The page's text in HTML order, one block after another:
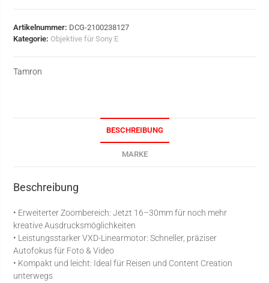
Artikelnummer: DCG-2100238127
Kategorie: Objektive für Sony E
Tamron
BESCHREIBUNG
MARKE
Beschreibung
• Erweiterter Zoombereich: Jetzt 16–30mm für noch mehr
kreative Ausdrucksmöglichkeiten
• Leistungsstarker VXD-Linearmotor: Schneller, präziser
Autofokus für Foto & Video
• Kompakt und leicht: Ideal für Reisen und Content Creation
unterwegs